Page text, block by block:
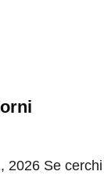
2026 Se cerchi